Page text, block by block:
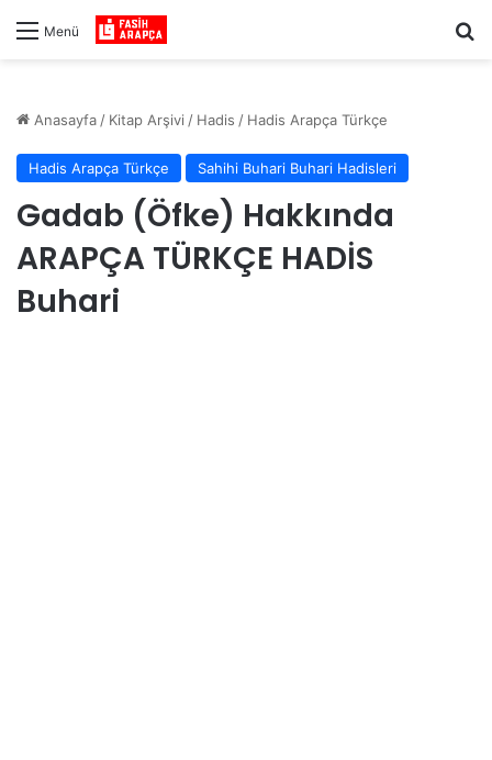
Menü
Anasayfa / Kitap Arşivi / Hadis / Hadis Arapça Türkçe
Hadis Arapça Türkçe Sahihi Buhari Buhari Hadisleri
Gadab (Öfke) Hakkında
ARAPÇA TÜRKÇE HADİS
Buhari